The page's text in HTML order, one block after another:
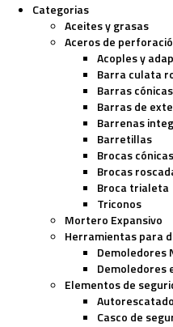
Categorias
Aceites y grasas
Aceros de
Acoples y
Barra culata
Barras cónicas
Barras de
Barrenas
Barretillas
Brocas cónicas
Brocas
Broca trialeta
Triconos
Mortero Expansivo
Herramientas para
Demoledores
Demoledores
Elementos de
Casco de